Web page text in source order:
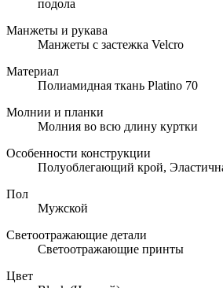
подола
Манжеты и рукава
Манжеты с застежка Velcro
Материал
Полиамидная ткань Platino 70
Молнии и планки
Молния во всю длину куртки
Особенности конструкции
Полуоблегающий крой,
Пол
Мужской
Светоотражающие детали
Светоотражающие принты
Цвет